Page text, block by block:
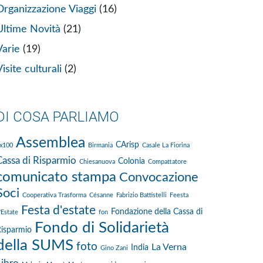
Viaggi(16)
Novità (21)
(19)
culturali(2)
COSA PARLIAMO
Assemblea Birmania CArisp Casale La Fiorina
di Risparmio Chiesanuova Colonia Compattatore
stampa Convocazione
Cooperativa Trasforma Césanne Fabrizio Battistelli Feesta
Festa d'estate fon Fondazione della Cassa di
Fondo di Solidarietà
SUMS foto Gino Zani India La Verna